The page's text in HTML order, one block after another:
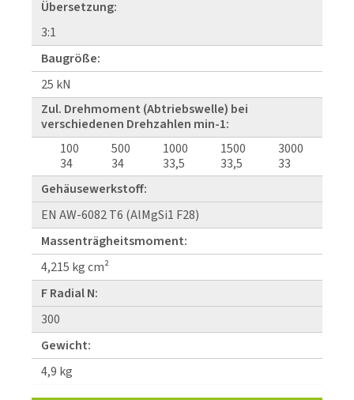
Übersetzung:
3:1
Baugröße:
25 kN
Zul. Drehmoment (Abtriebswelle) bei
verschiedenen Drehzahlen min-1:
100
34
500
34
1000
33,5
1500
33,5
3000
33
Gehäusewerkstoff:
EN AW-6082 T6 (AlMgSi1 F28)
Massenträgheitsmoment:
4,215 kg cm²
F Radial N:
300
Gewicht:
4,9 kg